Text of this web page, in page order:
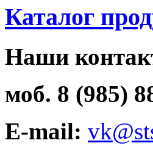
Каталог
Наши
моб. 8 (985)
E-mail: